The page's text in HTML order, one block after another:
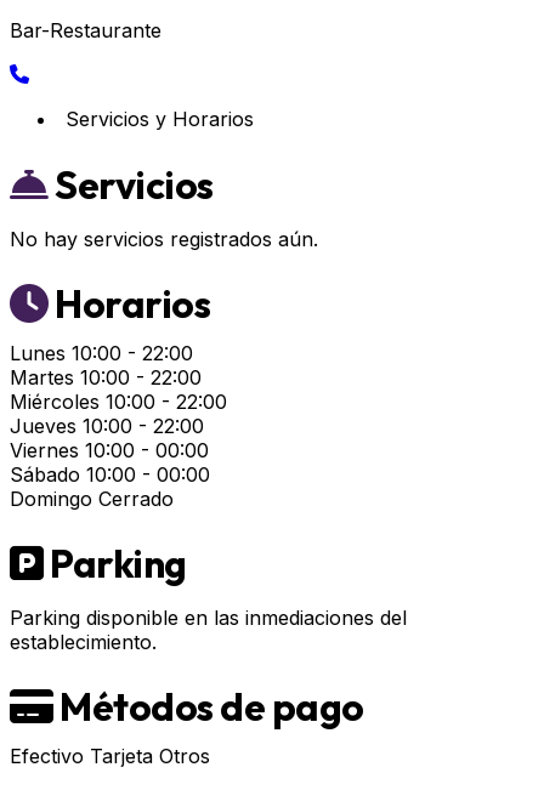
Bar-Restaurante
Servicios y Horarios
Servicios
No hay servicios registrados aún.
Horarios
Lunes 10:00 - 22:00
Martes 10:00 - 22:00
Miércoles 10:00 - 22:00
Jueves 10:00 - 22:00
Viernes 10:00 - 00:00
Sábado 10:00 - 00:00
Domingo Cerrado
Parking
Parking disponible en las inmediaciones del
establecimiento.
Métodos de pago
Efectivo Tarjeta Otros